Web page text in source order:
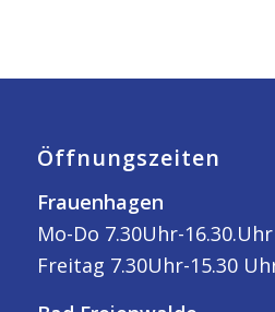
Öffnungszeiten
Frauenhagen
Mo-Do 7.30Uhr-16.30.Uhr
Freitag 7.30Uhr-15.30